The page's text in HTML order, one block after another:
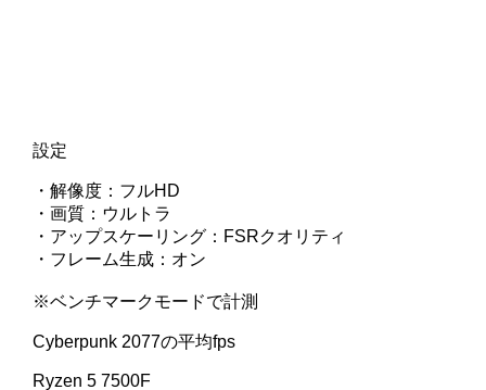
設定
・解像度：フルHD
・画質：ウルトラ
・アップスケーリング：FSRクオリティ
・フレーム生成：オン
※ベンチマークモードで計測
Cyberpunk 2077の平均fps
Ryzen 5 7500F